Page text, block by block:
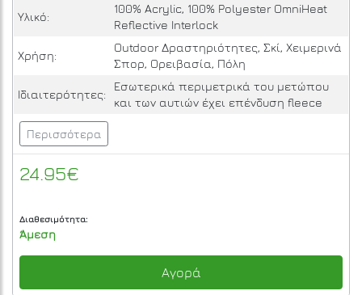
Υλικό:
100% Acrylic, 100% Polyester OmniHeat
Reflective Interlock
Χρήση:
Outdoor Δραστηριότητες, Σκί, Χειμερινά
Σπορ, Ορειβασία, Πόλη
Ιδιαιτερότητες:
Εσωτερικά περιμετρικά του μετώπου
και των αυτιών έχει επένδυση fleece
Περισσότερα
24.95€
Διαθεσιμότητα:
Άμεση
Αγορά